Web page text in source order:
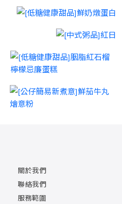
關於我們
聯絡我們
服務範圍